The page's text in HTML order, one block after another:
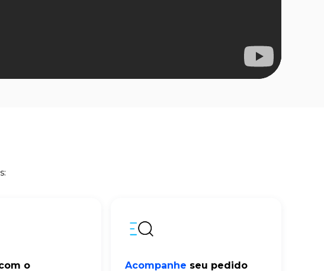
o
Acompanhe seu pedido